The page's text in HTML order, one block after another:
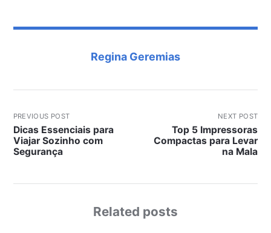
Regina Geremias
PREVIOUS POST
Dicas Essenciais para
Viajar Sozinho com
Segurança
NEXT POST
Top 5 Impressoras
Compactas para Levar
na Mala
Related posts